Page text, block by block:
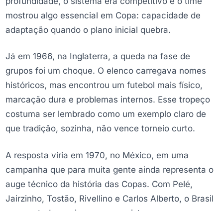
mostrou algo essencial em Copa: capacidade de
adaptação quando o plano inicial quebra.
Já em 1966, na Inglaterra, a queda na fase de
grupos foi um choque. O elenco carregava nomes
históricos, mas encontrou um futebol mais físico,
marcação dura e problemas internos. Esse tropeço
costuma ser lembrado como um exemplo claro de
que tradição, sozinha, não vence torneio curto.
A resposta viria em 1970, no México, em uma
campanha que para muita gente ainda representa o
auge técnico da história das Copas. Com Pelé,
Jairzinho, Tostão, Rivellino e Carlos Alberto, o Brasil